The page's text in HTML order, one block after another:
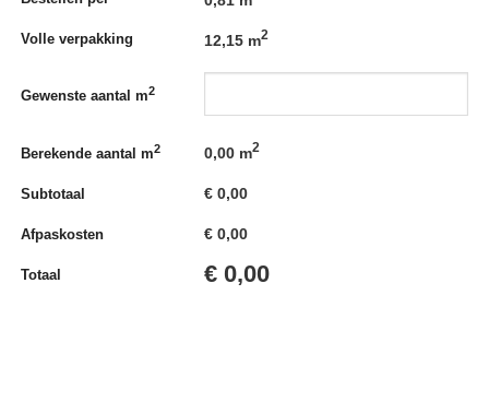
Volle verpakking 12,15 m2
Gewenste aantal m2
Berekende aantal m2 0,00 m2
Subtotaal €0,00
Afpaskosten €0,00
Totaal € 0,00